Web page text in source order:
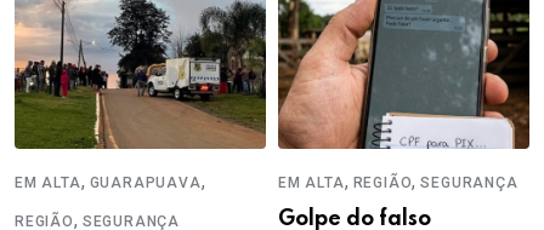
EM ALTA, GUARAPUAVA,
REGIÃO, SEGURANÇA
EM ALTA, REGIÃO,SEGURANÇA
Golpe do falso